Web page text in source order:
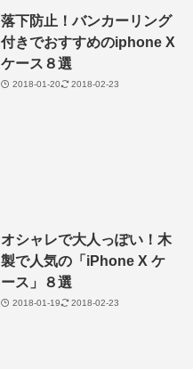
落下防止！バンカーリング
付きでおすすめのiphone X
ケース８選
2018-01-20 2018-02-23
オシャレで大人っぽい！木
製で人気の「iPhone X ケ
ース」８選
2018-01-19 2018-02-23